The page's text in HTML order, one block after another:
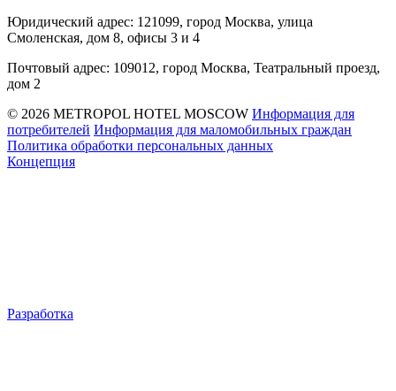
Юридический адрес: 121099, город Москва, улица
Смоленская, дом 8, офисы 3 и 4
Почтовый адрес: 109012, город Москва, Театральный проезд,
дом 2
© 2026 METROPOL HOTEL MOSCOW Информация для
потребителей Информация для маломобильных граждан
Политика обработки персональных данных
Концепция
Разработка